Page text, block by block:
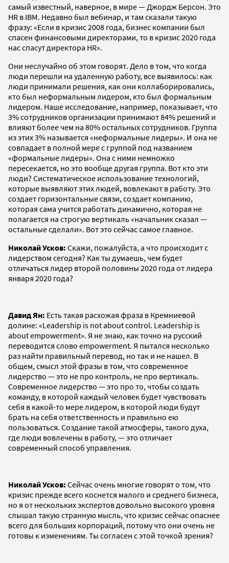
самый известный, наверное, в мире — Джордж Берсон. Это
HR в IBM. Недавно был вебинар, и там сказали такую
фразу: «Если в кризис 2008 года, бизнес компании был
спасен финансовыми директорами, то в кризис 2020 года
нас спасут директора HR».
Они неслучайно об этом говорят. Дело в том, что когда
люди перешли на удаленную работу, все выявилось: как
люди принимали решения, как они коллаборировались,
кто был неформальным лидером, кто был формальным
лидером. Наше исследование, например, показывает, что
3% сотрудников организации принимают 84% решений и
влияют более чем на 80% остальных сотрудников. Группа
из этих 3% называется «неформальные лидеры». И она не
совпадает в полной мере с группой под названием
«формальные лидеры». Она с ними немножко
пересекается, но это вообще другая группа. Вот кто эти
люди? Систематическое использование технологий,
которые выявляют этих людей, вовлекают в работу. Это
создает горизонтальные связи, создает компанию,
которая сама учится работать динамично, которая не
полагается на строгую вертикаль «начальник сказал —
остальные сделали». Вот это сейчас самое главное.
Николай Усков: Скажи, пожалуйста, а что происходит с
лидерством сегодня? Как ты думаешь, чем будет
отличаться лидер второй половины 2020 года от лидера
января 2020 года?
Давид Ян: Есть такая расхожая фраза в Кремниевой
долине: «Leadership is not about control. Leadership is
about empowerment». Я не знаю, как точно на русский
переводится слово empowerment. Я пытался несколько
раз найти правильный перевод, но так и не нашел. В
общем, смысл этой фразы в том, что современное
лидерство — это не про контроль, не про вертикаль.
Современное лидерство — это про то, чтобы создать
команду, в которой каждый человек будет чувствовать
себя в какой-то мере лидером, в которой люди будут
брать на себя ответственность и правильно ею
пользоваться. Создание такой атмосферы, такого духа,
где люди вовлечены в работу, — это отличает
современный способ управления.
Николай Усков: Сейчас очень многие говорят о том, что
кризис прежде всего коснется малого и среднего бизнеса,
но я от нескольких экспертов довольно высокого уровня
слышал такую странную мысль, что кризис сейчас опаснее
всего для больших корпораций, потому что они очень не
готовы к изменениям. Ты согласен с этой точкой зрения?